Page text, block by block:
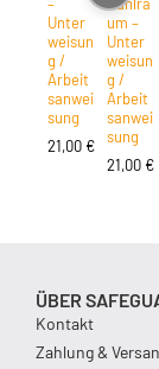
Unter
weisun
g /
Arbeit
sanwei
sung
21,00 €
um –
Unter
weisun
g /
Arbeit
sanwei
sung
21,00 €
ÜBER
Kontakt
Zahlung &